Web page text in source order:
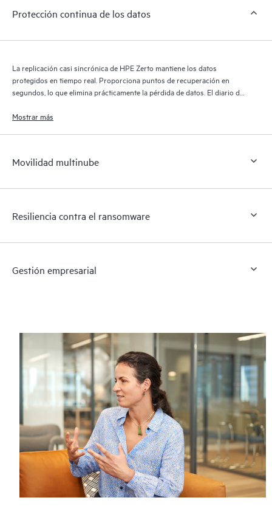
Protección continua de los datos
La replicación casi sincrónica de HPE Zerto mantiene los datos
protegidos en tiempo real. Proporciona puntos de recuperación en
segundos, lo que elimina prácticamente la pérdida de datos. El diario de
durante 30 días, lo que proporciona una recuperación granular y
Mostrar más
Movilidad multinube
Resiliencia contra el ransomware
Gestión empresarial